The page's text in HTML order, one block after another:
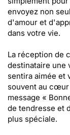
envoyez non
d'amour et
dans votre vie.
La réception de
destinataire une
sentira aimée et
souvent au cœur
message «
de tendresse et
plus spéciale.